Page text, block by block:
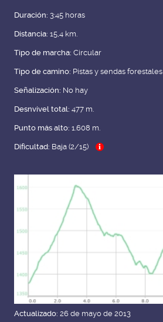
Duración: 3:45 horas
Distancia: 15,4 km.
Tipo de marcha: Circular
Tipo de camino: Pistas y sendas forestales
Señalización: No hay
Desnvivel total: 477 m.
Punto más alto: 1.608 m.
Dificultad: Baja (2/15)
Actualizado: 26 de mayo de 2013